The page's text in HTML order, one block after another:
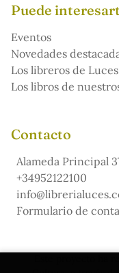
Puede
Eventos
Novedades
Los libreros de
Los libros de
Contacto
Alameda Principal
+34952122100
Formulario de